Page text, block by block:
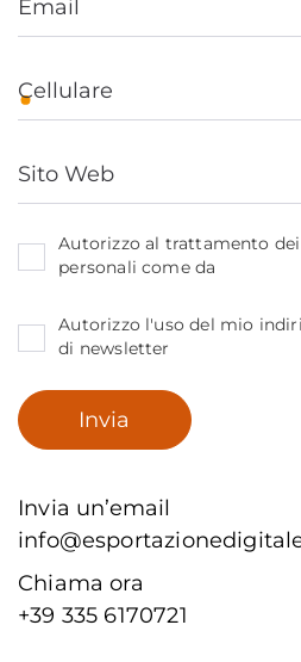
Autorizzo al trattamento
personali come da
Autorizzo l'uso del mio
di newsletter
Invia un’email
Chiama ora
+39 335 6170721